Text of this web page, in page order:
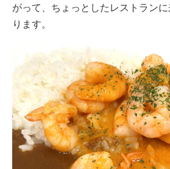
がって、ちょっとしたレストラン
ります。